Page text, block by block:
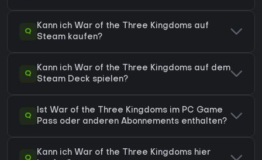
Q
Kann ich War of the Three Kingdoms auf
Steam kaufen?
Q
Kann ich War of the Three Kingdoms auf dem
Steam Deck spielen?
Q
Ist War of the Three Kingdoms im PC Game
Pass oder anderen Abonnements enthalten?
Q
Kann ich War of the Three Kingdoms hier